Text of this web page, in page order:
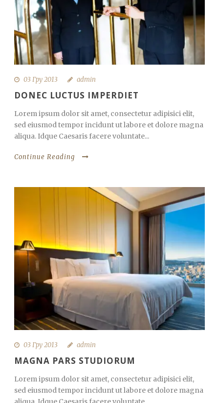
03 Гру 2013 admin
DONEC LUCTUS IMPERDIET
Lorem ipsum dolor sit amet, consectetur adipisici elit,
sed eiusmod tempor incidunt ut labore et dolore magna
aliqua. Idque Caesaris facere voluntate...
Continue Reading
03 Гру 2013 admin
MAGNA PARS STUDIORUM
Lorem ipsum dolor sit amet, consectetur adipisici elit,
sed eiusmod tempor incidunt ut labore et dolore magna